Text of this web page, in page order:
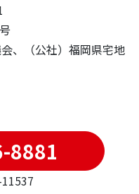
、（公社）福岡県宅地
8881